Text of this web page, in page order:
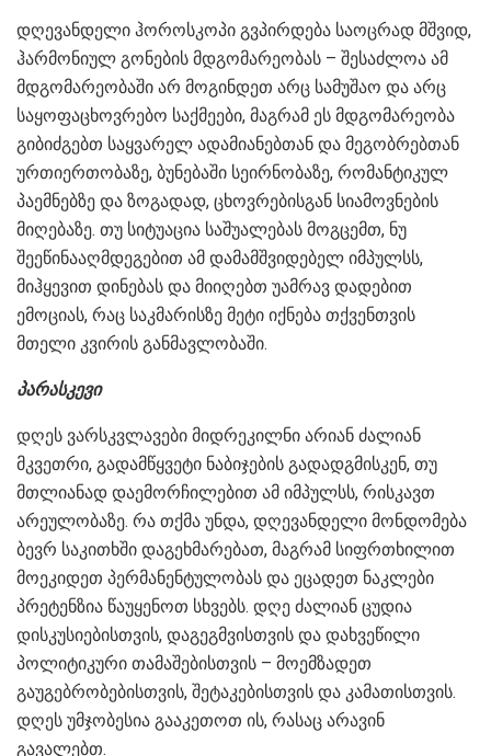
დღევანდელი ჰოროსკოპი გვპირდება საოცრად მშვიდ,
ჰარმონიულ გონების მდგომარეობას – შესაძლოა ამ
მდგომარეობაში არ მოგინდეთ არც სამუშაო და არც
საყოფაცხოვრებო საქმეები, მაგრამ ეს მდგომარეობა
გიბიძგებთ საყვარელ ადამიანებთან და მეგობრებთან
ურთიერთობაზე, ბუნებაში სეირნობაზე, რომანტიკულ
პაემნებზე და ზოგადად, ცხოვრებისგან სიამოვნების
მიღებაზე. თუ სიტუაცია საშუალებას მოგცემთ, ნუ
შეეწინააღმდეგებით ამ დამამშვიდებელ იმპულსს,
მიჰყევით დინებას და მიიღებთ უამრავ დადებით
ემოციას, რაც საკმარისზე მეტი იქნება თქვენთვის
მთელი კვირის განმავლობაში.
პარასკევი
დღეს ვარსკვლავები მიდრეკილნი არიან ძალიან
მკვეთრი, გადამწყვეტი ნაბიჯების გადადგმისკენ, თუ
მთლიანად დაემორჩილებით ამ იმპულსს, რისკავთ
არეულობაზე. რა თქმა უნდა, დღევანდელი მონდომება
ბევრ საკითხში დაგეხმარებათ, მაგრამ სიფრთხილით
მოეკიდეთ პერმანენტულობას და ეცადეთ ნაკლები
პრეტენზია წაუყენოთ სხვებს. დღე ძალიან ცუდია
დისკუსიებისთვის, დაგეგმვისთვის და დახვეწილი
პოლიტიკური თამაშებისთვის – მოემზადეთ
გაუგებრობებისთვის, შეტაკებისთვის და კამათისთვის.
დღეს უმჯობესია გააკეთოთ ის, რასაც არავინ
გავალებთ.